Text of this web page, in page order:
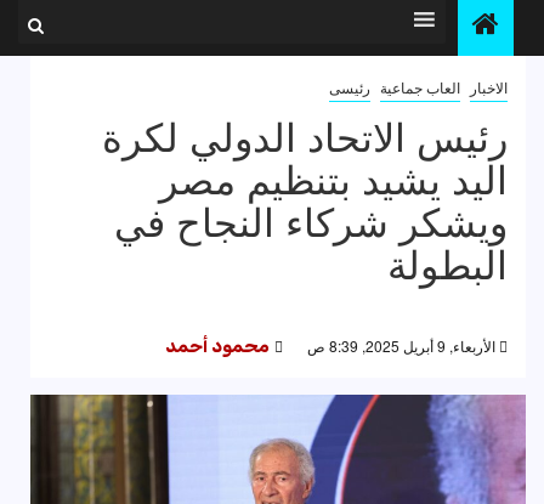
الاخبار العاب جماعية رئيسى
رئيس الاتحاد الدولي لكرة
اليد يشيد بتنظيم مصر
ويشكر شركاء النجاح في
البطولة
الأربعاء, 9 أبريل 2025, 8:39 ص محمود أحمد